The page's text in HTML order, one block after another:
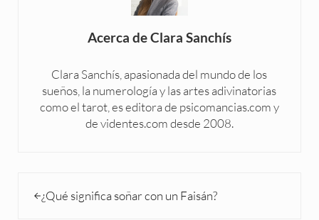
Acerca deClara Sanchís
Clara Sanchís, apasionada del mundo de los
sueños, la numerología y las artes adivinatorias
como el tarot, es editora de psicomancias.com y
de videntes.com desde 2008.
¿Qué significa soñar con un Faisán?